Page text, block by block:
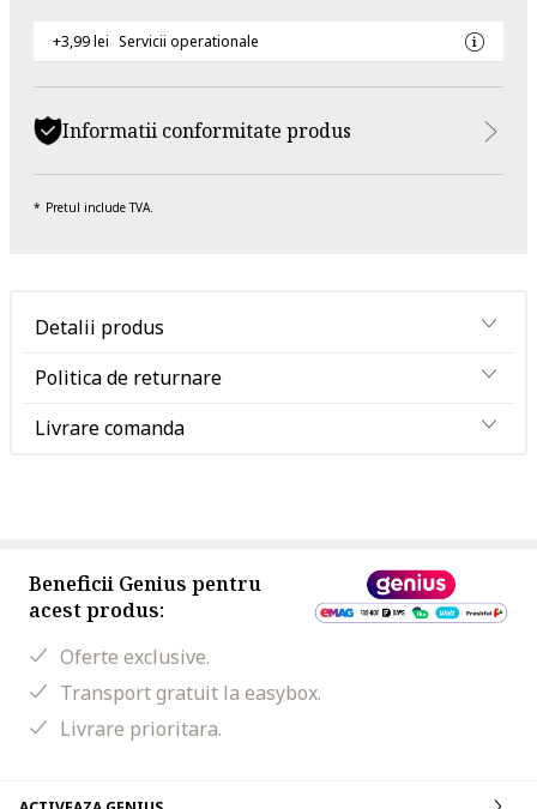
+3,99 lei Servicii operationale
Informatii conformitate produs
Pretul include TVA.
Detalii produs
Politica de returnare
Livrare comanda
Beneficii Genius pentru
acest produs:
Oferte exclusive.
Transport gratuit la easybox.
Livrare prioritara.